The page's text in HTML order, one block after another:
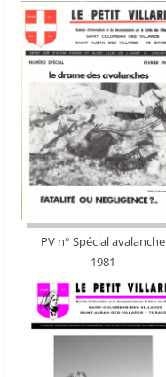
PV n° Spécial avalanche
1981